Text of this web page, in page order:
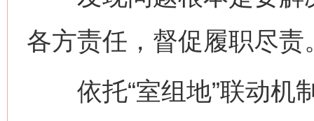
各方责任，督促履职尽责
依托“室组地”联动机